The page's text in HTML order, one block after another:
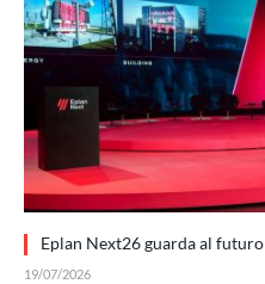
Eplan Next26 guarda al futuro
19/07/2026